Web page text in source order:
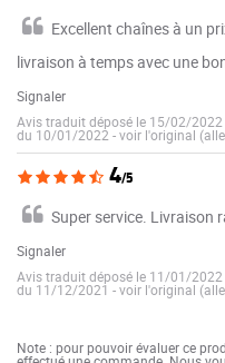
Excellent chaînes à un
livraison à temps avec une
Signaler
Avis traduit déposé le 15/02/
du 10/01/2022 -voir l'original
4/5
Super service. Livraison
Signaler
Avis traduit déposé le 11/01/
du 11/12/2021 -voir l'original
Note : pour pouvoir évaluer ce